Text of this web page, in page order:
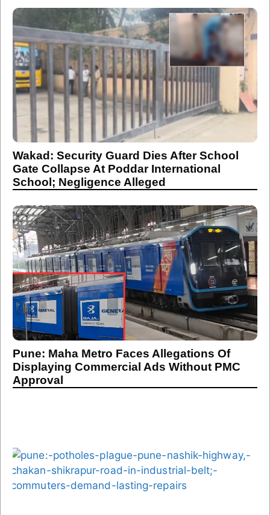
Wakad: Security Guard Dies After School
Gate Collapse At Poddar International
School; Negligence Alleged
Pune: Maha Metro Faces Allegations Of
Displaying Commercial Ads Without PMC
Approval